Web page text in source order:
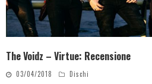
The Voidz – Virtue: Recensione
03/04/2018 Dischi